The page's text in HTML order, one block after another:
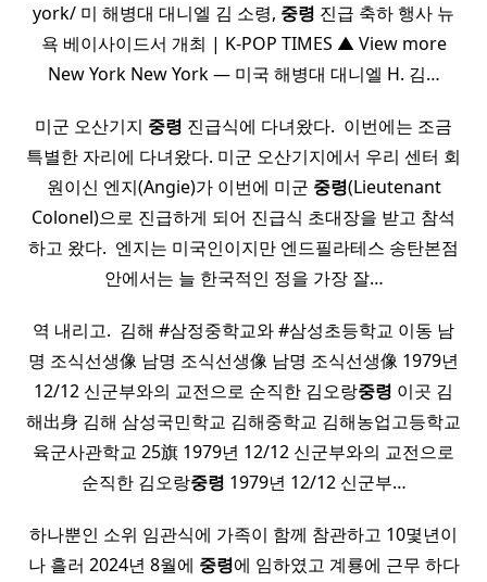
york/ 미 해병대 대니엘 김 소령, 중령 진급 축하 행사 뉴
욕 베이사이드서 개최 | K-POP TIMES ▲ View more
New York New York — 미국 해병대 대니엘 H. 김…
미군 오산기지 중령 진급식에 다녀왔다. ​ 이번에는 조금
특별한 자리에 다녀왔다. 미군 오산기지에서 우리 센터 회
원이신 엔지(Angie)가 이번에 미군 중령(Lieutenant
Colonel)으로 진급하게 되어 진급식 초대장을 받고 참석
하고 왔다. ​ 엔지는 미국인이지만 엔드필라테스 송탄본점
안에서는 늘 한국적인 정을 가장 잘…
역 내리고. ​ 김해 #삼정중학교와 #삼성초등학교 이동 남
명 조식선생像 남명 조식선생像 남명 조식선생像 1979년
12/12 신군부와의 교전으로 순직한 김오랑중령 이곳 김
해出身 김해 삼성국민학교 김해중학교 김해농업고등학교
육군사관학교 25旗 1979년 12/12 신군부와의 교전으로
순직한 김오랑중령 1979년 12/12 신군부…
하나뿐인 소위 임관식에 가족이 함께 참관하고 10몇년이
나 흘러 2024년 8월에 중령에 임하였고 계룡에 근무 하다